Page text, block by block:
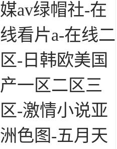
媒av绿帽社-在
线看片a-在线二
区-日韩欧美国
产一区二区三
区-激情小说亚
洲色图-五月天